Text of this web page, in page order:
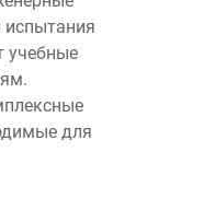
испытания
учебные
для